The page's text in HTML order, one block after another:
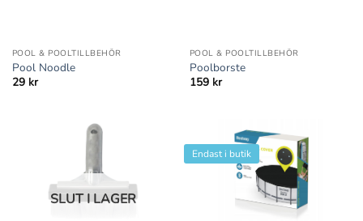
POOL & POOLTILLBEHÖR
Pool Noodle
29 kr
POOL & POOLTILLBEHÖR
Poolborste
159 kr
SLUT I LAGER
Endast i butik